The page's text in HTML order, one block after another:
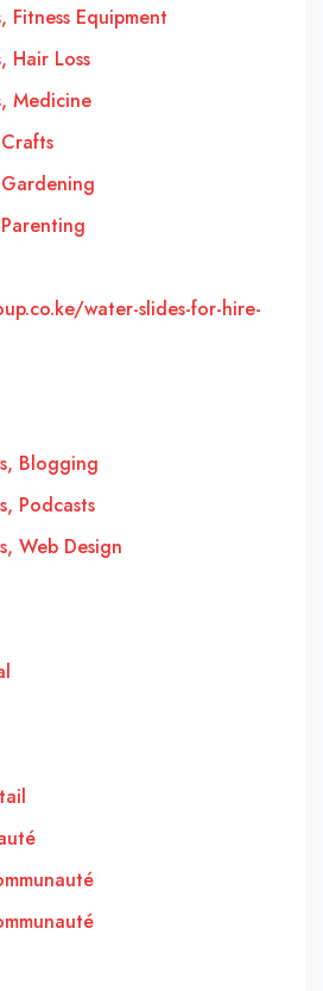
Fitness Equipment
Hair Loss
Medicine
water-slides-for-hire-
Blogging
Podcasts
Web Design